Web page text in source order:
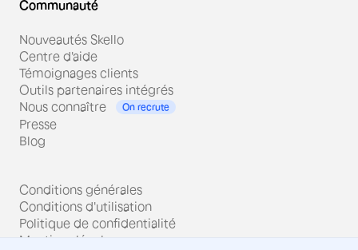
Communauté
Nouveautés Skello
Centre d'aide
Témoignages clients
Outils partenaires intégrés
Nous connaître
On recrute
Presse
Blog
Conditions générales
Conditions d'utilisation
Politique de confidentialité
Mentions légales